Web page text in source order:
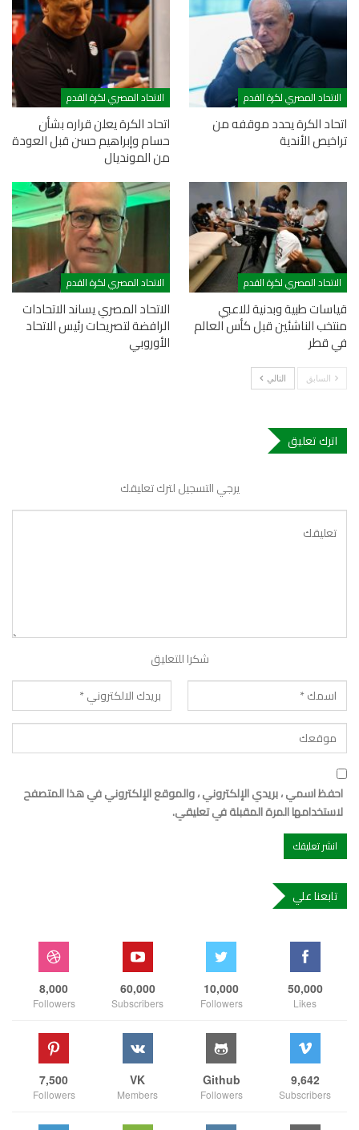
الاتحاد المصري لكرة القدم
اتحاد الكرة يحدد موقفه من
تراخيص الأندية
الاتحاد المصري لكرة القدم
اتحاد الكرة يعلن قراره بشأن
حسام وإبراهيم حسن قبل العودة
من المونديال
الاتحاد المصري لكرة القدم
قياسات طبية وبدنية للاعبي
منتخب الناشئين قبل كأس العالم
في قطر
الاتحاد المصري لكرة القدم
الاتحاد المصري يساند الاتحادات
الرافضة لتصريحات رئيس الاتحاد
الأوروبي
السابق التالي
اترك تعليق
يرجي التسجيل لترك تعليقك
شكرا للتعليق
احفظ اسمي ، بريدي الإلكتروني ، والموقع الإلكتروني في هذا المتصفح
لاستخدامها المرة المقبلة في تعليقي.
تابعنا علي
50,000
Likes
10,000
Followers
60,000
Subscribers
8,000
Followers
9,642
Subscribers
Github
Followers
VK
Members
7,500
Followers